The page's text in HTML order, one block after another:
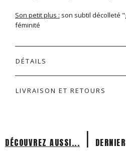
Son petit plus : son subtil décolleté
féminité
DÉTAILS
LIVRAISON ET RETOURS
DÉCOUVREZ AUSSI... |